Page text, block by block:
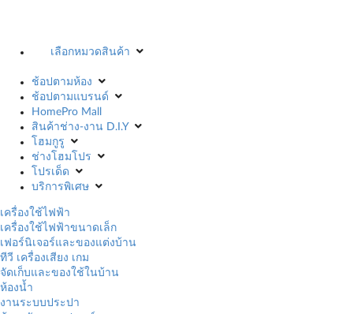
เลือกหมวดสินค้า
ช้อปตามห้อง
ช้อปตามแบรนด์
HomePro Mall
สินค้าช่าง-งาน D.I.Y
โฮมกูรู
ช่างโฮมโปร
โปรเด็ด
บริการพิเศษ
เครื่องใช้ไฟฟ้า
เครื่องใช้ไฟฟ้าขนาดเล็ก
เฟอร์นิเจอร์และของแต่งบ้าน
ทีวี เครื่องเสียง เกม
จัดเก็บและของใช้ในบ้าน
ห้องน้ำ
งานระบบประปา